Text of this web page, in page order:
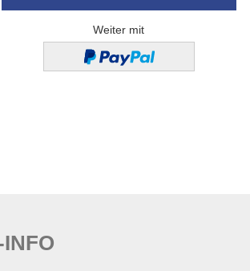
Weiter mit